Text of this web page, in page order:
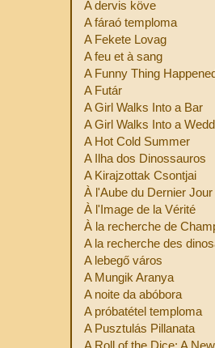
A dervis köve
A fáraó temploma
A Fekete Lovag
A feu et à sang
A Funny Thing
A Futár
A Girl Walks Into a Bar
A Girl Walks Into a
A Hot Cold Summer
A Ilha dos Dinossauros
A Kirajzottak Csontjai
À l'Aube du Dernier Jour
À l'Image de la Vérité
À la recherche de
A la recherche des
A lebegő város
A Mungik Aranya
A noite da abóbora
A próbatétel temploma
A Pusztulás Pillanata
A Roll of the Dice: A